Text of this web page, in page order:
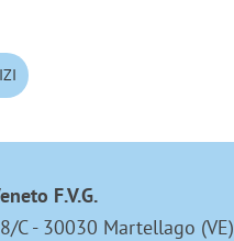
F.V.G.
C - 30030 Martellago (VE)